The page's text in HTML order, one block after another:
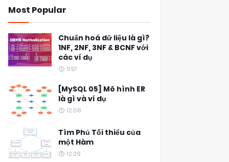
Most Popular
Chuẩn hoá dữ liệu là gì?
1NF, 2NF, 3NF & BCNF với
các ví dụ
11:57
[MySQL 05] Mô hình ER
là gì và ví dụ
12:08
Tìm Phủ Tối thiểu của
một Hàm
12:29